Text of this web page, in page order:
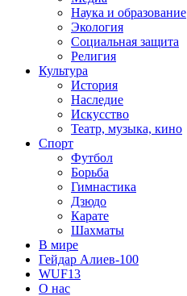
Наука и образование
Экология
Социальная защита
Религия
Культура
История
Наследие
Искусство
Театр, музыка, кино
Спорт
Футбол
Борьба
Гимнастика
Дзюдо
Карате
Шахматы
В мире
Гейдар Алиев-100
WUF13
О нас